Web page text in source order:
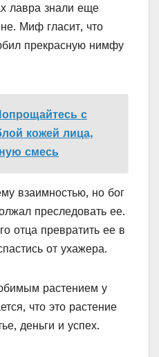
лавра знали еще
Миф гласит, что
прекрасную нимфу
с
кожей лица,
смесь
взаимностью, но бог
преследовать ее.
отца превратить ее в
от ухажера.
растением у
что это растение
деньги и успех.